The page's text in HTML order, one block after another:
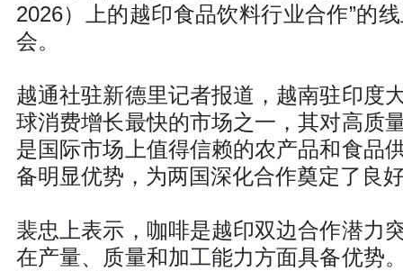
2026）上的越印食品饮料行业合作”的
会。
越通社驻新德里记者报道，越南驻印度
球消费增长最快的市场之一，其对高质
是国际市场上值得信赖的农产品和食品
备明显优势，为两国深化合作奠定了良
裴忠上表示，咖啡是越印双边合作潜力
在产量、质量和加工能力方面具备优势